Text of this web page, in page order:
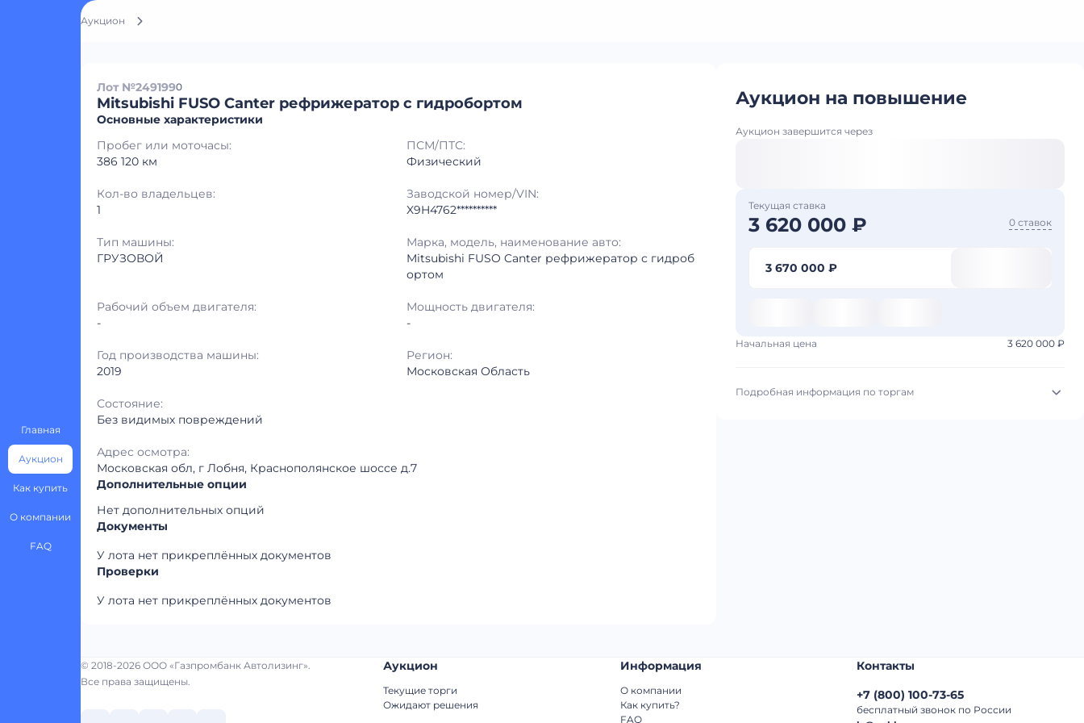
Главная
Аукцион
Как купить
О компании
FAQ
Аукцион
Лот №2491990
Mitsubishi FUSO Canter рефрижератор с гидробортом
Основные характеристики
Пробег или моточасы:
386 120 км
ПСМ/ПТС:
Физический
Кол-во владельцев:
1
Заводской номер/VIN:
X9H4762**********
Тип машины:
ГРУЗОВОЙ
Марка, модель, наименование авто:
Mitsubishi FUSO Canter рефрижератор с гидроб
ортом
Рабочий объем двигателя:
-
Мощность двигателя:
-
Год производства машины:
2019
Регион:
Московская Область
Состояние:
Без видимых повреждений
Адрес осмотра:
Московская обл, г Лобня, Краснополянское шоссе д.7
Дополнительные опции
Нет дополнительных опций
Документы
У лота нет прикреплённых документов
Проверки
У лота нет прикреплённых документов
Аукцион на повышение
Аукцион завершится через
Текущая ставка
3 620 000 ₽ 0 ставок
3 670 000 ₽
Начальная цена 3 620 000 ₽
Подробная информация по торгам
© 2018-2026 ООО «Газпромбанк Автолизинг».
Все права защищены.
Аукцион
Текущие торги
Ожидают решения
Информация
О компании
Как купить?
FAQ
Контакты
+7 (800) 100-73-65
бесплатный звонок по России